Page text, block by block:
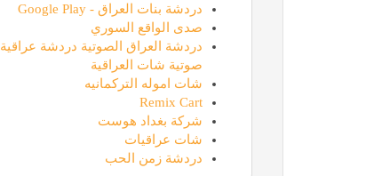
دردشة بنات العراق - Google Play
صدى الواقع السوري
دردشة العراق الصوتية دردشة عراقية
صوتية شات العراقية
شات اموله التركمانيه
Remix Cart
شركة بغداد هوست
شات عراقيات
دردشة زمن الحب